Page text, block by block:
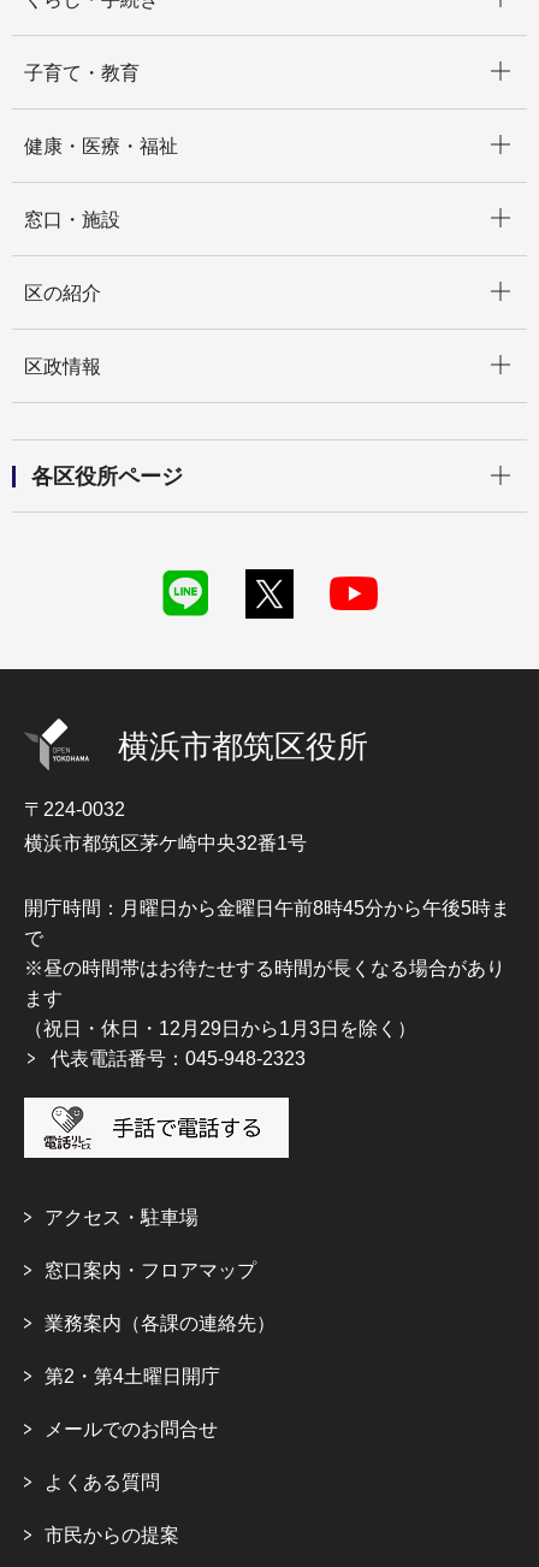
子育て・教育
健康・医療・福祉
窓口・施設
区の紹介
区政情報
各区役所ページ
横浜市都筑区役所
〒224-0032
横浜市都筑区茅ケ崎中央32番1号
開庁時間：月曜日から金曜日午前8時45分から午後5時ま
で
※昼の時間帯はお待たせする時間が長くなる場合があり
ます
（祝日・休日・12月29日から1月3日を除く）
代表電話番号：045-948-2323
アクセス・駐車場
窓口案内・フロアマップ
業務案内（各課の連絡先）
第2・第4土曜日開庁
メールでのお問合せ
よくある質問
市民からの提案